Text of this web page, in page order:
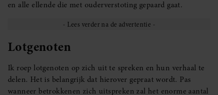
en alle ellende die met ouderverstoting gepaard gaat.
Lotgenoten
Ik roep lotgenoten op zich uit te spreken en hun verhaal te
delen. Het is belangrijk dat hierover gepraat wordt. Pas
wanneer betrokkenen zich uitspreken zal het enorme aantal